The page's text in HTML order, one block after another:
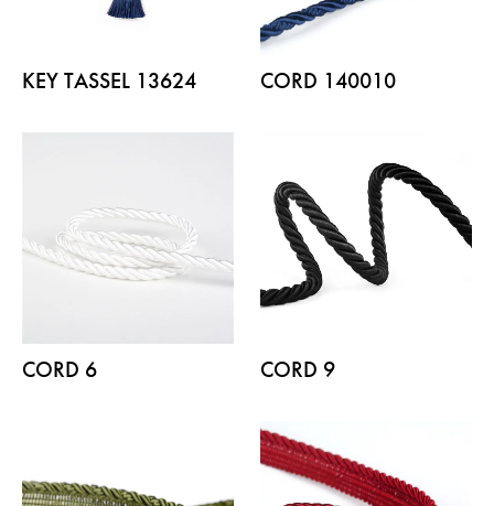
KEY TASSEL 13624 CORD 140010
CORD 6 CORD 9